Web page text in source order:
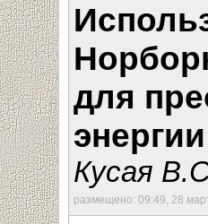
для
Кусая
размещено: 09:49, 28